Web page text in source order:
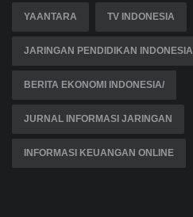
YAANTARA TV INDONESIA
JARINGAN PENDIDIKAN INDONESIA
BERITA EKONOMI INDONESIA/
JURNAL INFORMASI JARINGAN
INFORMASI KEUANGAN ONLINE